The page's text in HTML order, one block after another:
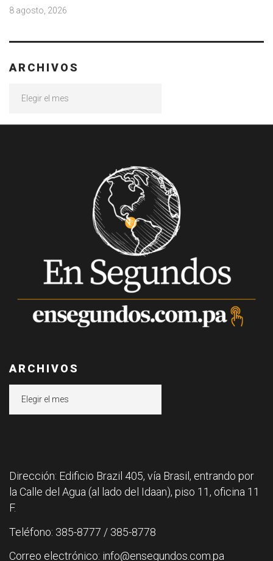
8 agosto, 2026
ARCHIVOS
ARCHIVOS
Dirección: Edificio Brazil 405, vía Brasil, entrando por
la Calle del Agua (al lado del Idaan), piso 11, oficina 11
F.
Teléfono: 385-8777 / 385-8778
Correo electrónico: info@ensegundos.com.pa